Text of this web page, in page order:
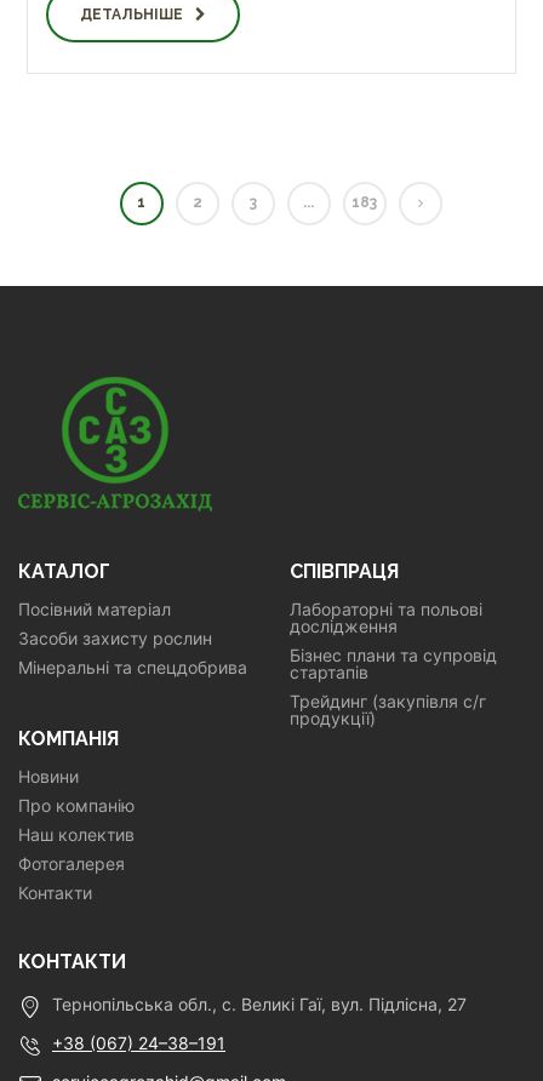
ДЕТАЛЬНІШЕ
1 2 3 ... 183
КАТАЛОГ
Посівний матеріал
Засоби захисту рослин
Мінеральні та спецдобрива
СПІВПРАЦЯ
Лабораторні та польові
дослідження
Бізнес плани та супровід
стартапів
Трейдинг (закупівля с/г
продукції)
КОМПАНІЯ
Новини
Про компанію
Наш колектив
Фотогалерея
Контакти
КОНТАКТИ
Тернопільська обл., с. Великі Гаї, вул. Підлісна, 27
+38 (067) 24–38–191